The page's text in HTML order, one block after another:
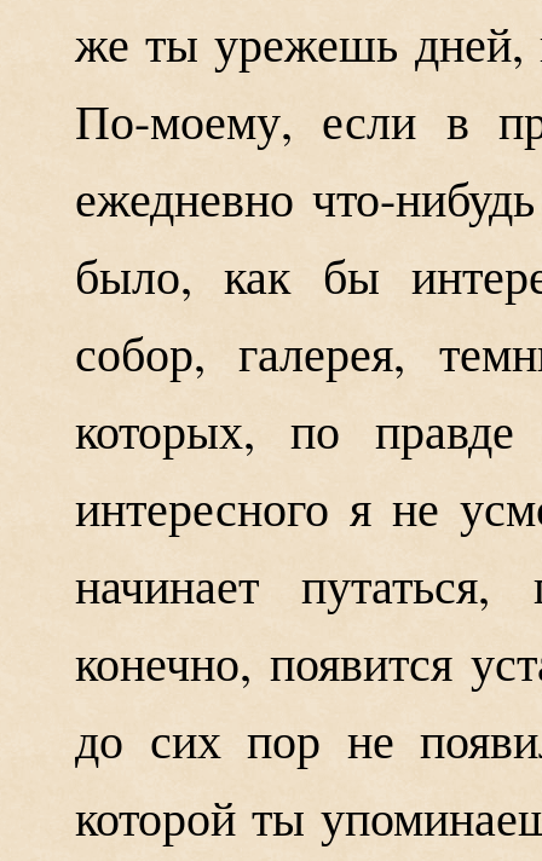
же ты урежешь дней,
По-моему, если в
ежедневно что-
было, как бы
собор, галерея,
которых, по правде
интересного я не
начинает путаться,
конечно, появится
до сих пор не
которой ты